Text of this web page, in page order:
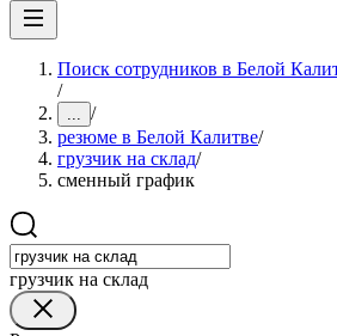
Поиск сотрудников в Белой
/
... /
резюме в Белой Калитве/
грузчик на склад/
сменный график
грузчик на склад